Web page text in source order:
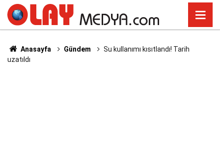
Anasayfa Gündem
Su kullanımı kısıtlandı! Tarih
uzatıldı